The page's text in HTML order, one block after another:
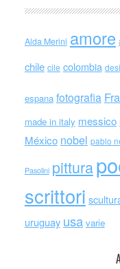
Alda Merini amore
chile cile colombia
espana fotografia
made in italy messico
México nobel pablo
Pasolini pittura
scrittori
uruguay usa varie